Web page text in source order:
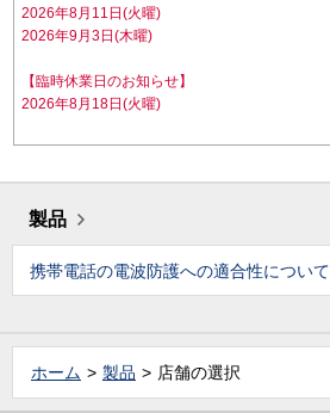
2026年8月11日(火曜)
2026年9月3日(木曜)
【臨時休業日のお知らせ】
2026年8月18日(火曜)
製品
携帯電話の電波防護への適合性について
ホーム 製品 店舗の選択